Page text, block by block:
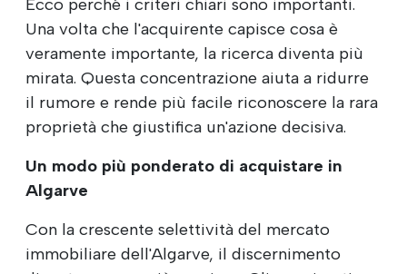
Ecco perché i criteri chiari sono importanti.
Una volta che l'acquirente capisce cosa è
veramente importante, la ricerca diventa più
mirata. Questa concentrazione aiuta a ridurre
il rumore e rende più facile riconoscere la rara
proprietà che giustifica un'azione decisiva.
Un modo più ponderato di acquistare in
Algarve
Con la crescente selettività del mercato
immobiliare dell'Algarve, il discernimento